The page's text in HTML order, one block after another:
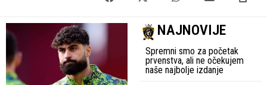
NAJNOVIJE
Spremni smo za početak
prvenstva, ali ne očekujem
naše najbolje izdanje